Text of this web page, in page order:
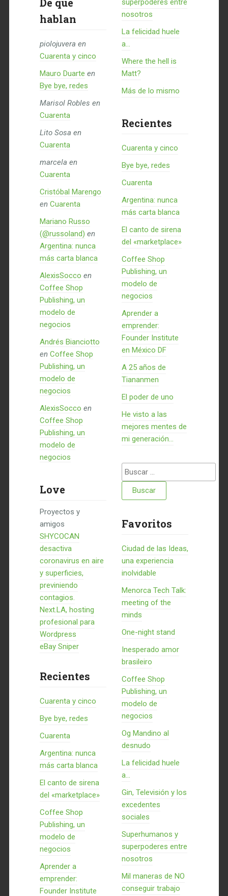
hablan
piolojuvera en
Cuarenta y cinco
Mauro Duarte en
Bye bye, redes
Marisol Robles en
Cuarenta
Lito Sosa en
Cuarenta
marcela en
Cuarenta
Cristóbal Marengo
en Cuarenta
Mariano Russo
(@russoland) en
Argentina: nunca
más carta blanca
AlexisSocco en
Coffee Shop
Publishing, un
modelo de
negocios
Andrés Bianciotto
en Coffee Shop
Publishing, un
modelo de
negocios
AlexisSocco en
Coffee Shop
Publishing, un
modelo de
negocios
Love
Proyectos y
amigos
SHYCOCAN
desactiva
coronavirus en aire
y superficies,
previniendo
contagios.
Next.LA, hosting
profesional para
Wordpress
eBay Sniper
Recientes
Cuarenta y cinco
Bye bye, redes
Cuarenta
Argentina: nunca
más carta blanca
El canto de sirena
del «marketplace»
Coffee Shop
Publishing, un
modelo de
negocios
Aprender a
emprender:
Founder Institute
superpoderes entre
nosotros
La felicidad huele
a...
Where the hell is
Matt?
Más de lo mismo
Recientes
Cuarenta y cinco
Bye bye, redes
Cuarenta
Argentina: nunca
más carta blanca
El canto de sirena
del «marketplace»
Coffee Shop
Publishing, un
modelo de
negocios
Aprender a
emprender:
Founder Institute
en México DF
A 25 años de
Tiananmen
El poder de uno
He visto a las
mejores mentes de
mi generación…
Buscar:
Favoritos
Ciudad de las Ideas,
una experiencia
inolvidable
Menorca Tech Talk:
meeting of the
minds
One-night stand
Inesperado amor
brasileiro
Coffee Shop
Publishing, un
modelo de
negocios
Og Mandino al
desnudo
La felicidad huele
a...
Gin, Televisión y los
excedentes
sociales
Superhumanos y
superpoderes entre
nosotros
Mil maneras de NO
conseguir trabajo